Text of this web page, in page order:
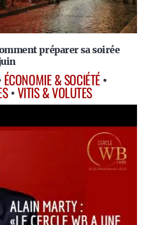
préparer sa soirée
ÉCONOMIE & SOCIÉTÉ•
•VITIS & VOLUTES